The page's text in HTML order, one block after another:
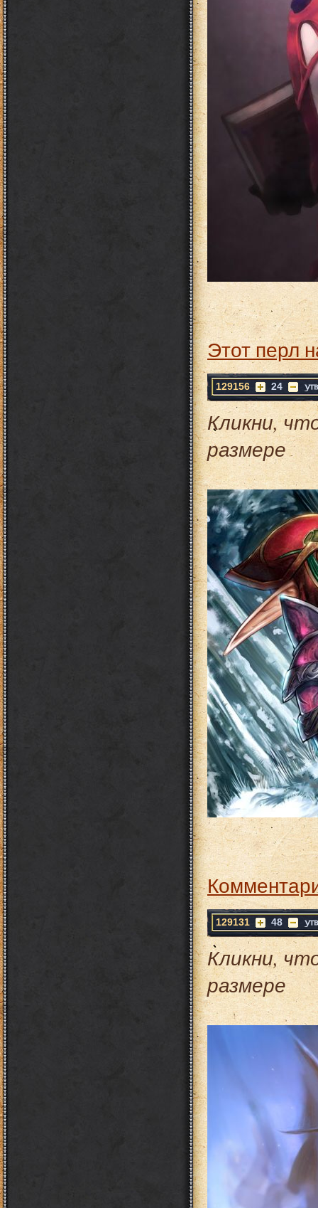
Этот перл
129156 24
Кликни,
размере
129131 48
Кликни,
размере